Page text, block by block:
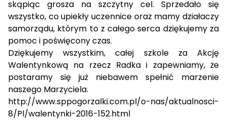
skąpiąc grosza na szczytny cel. Sprzedało się
wszystko, co upiekły uczennice oraz mamy działaczy
samorządu, którym to z całego serca dziękujemy za
pomoc i poświęcony czas.
Dziękujemy wszystkim, całej szkole za Akcję
Walentynkową na rzecz Radka i zapewniamy, że
postaramy się już niebawem spełnić marzenie
naszego Marzyciela.
http://www.sppogorzalki.com.pl/o-nas/aktualnosci-
8/Pl/walentynki-2016-152.html